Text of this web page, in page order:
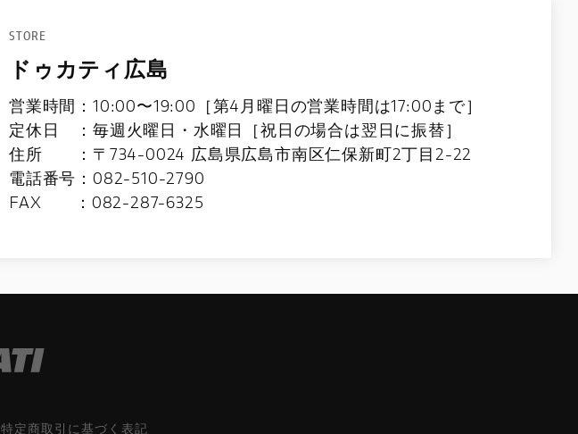
STORE
ドゥカティ広島
営業時間：10:00〜19:00［第4月曜日の営業時間は17:00まで］
定休日 ：毎週火曜日・水曜日［祝日の場合は翌日に振替］
住所 ：〒734-0024 広島県広島市南区仁保新町2丁目2-22
電話番号：082-510-2790
FAX ：082-287-6325
特定商取引に基づく表記